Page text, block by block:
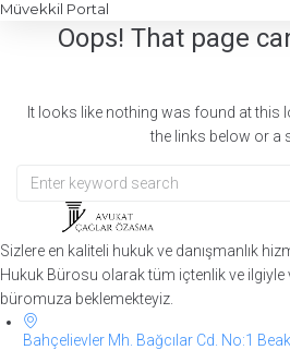
Müvekkil Portal
Oops! That page
It looks like nothing was found at this
the links below or a
Search
Sizlere en kaliteli hukuk ve danışmanlık
Hukuk Bürosu olarak tüm içtenlik ve ilgiyle
büromuza beklemekteyiz.​
Bahçelievler Mh. Bağcılar Cd. No:1